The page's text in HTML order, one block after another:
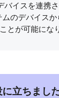
バイスを連携さ
のデバイス
とが可能にな
立ちまし